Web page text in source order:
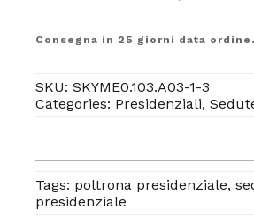
Consegna in 25 giorni data ordine.
SKU: SKYME0.103.A03-1-3
Categories: Presidenziali,
Tags: poltrona presidenziale,
presidenziale